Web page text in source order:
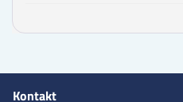
Kontakt